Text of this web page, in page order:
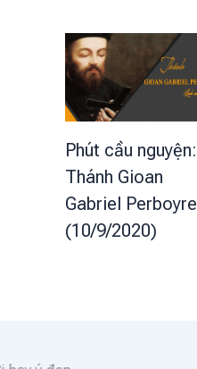
Phút cầu nguyện:
Thánh Gioan
Gabriel Perboyre
(10/9/2020)